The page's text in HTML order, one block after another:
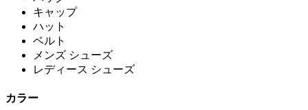
キャップ
ハット
ベルト
メンズ シューズ
レディース シューズ
カラー